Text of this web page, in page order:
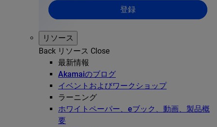
登録
リソース
Back リソース Close
最新情報
Akamaiのブログ
イベントおよびワークショップ
ラーニング
ホワイトペーパー、eブック、動画、製品概
要